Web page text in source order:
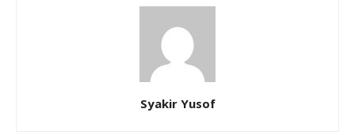
Syakir Yusof